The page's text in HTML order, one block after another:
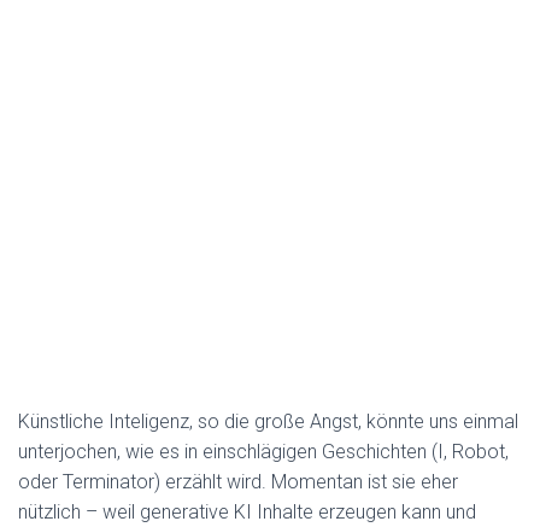
Künstliche Inteligenz, so die große Angst, könnte uns einmal
unterjochen, wie es in einschlägigen Geschichten (I, Robot,
oder Terminator) erzählt wird. Momentan ist sie eher
nützlich – weil generative KI Inhalte erzeugen kann und